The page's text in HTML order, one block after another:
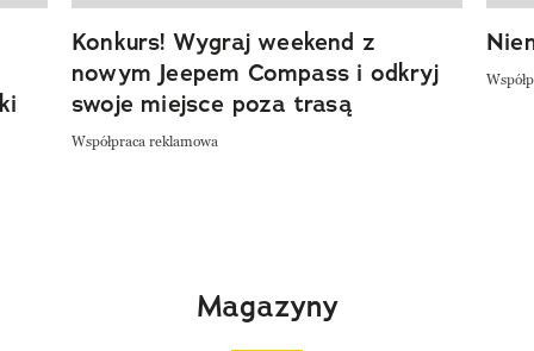
Konkurs! Wygraj weekend z
nowym Jeepem Compass i odkryj
swoje miejsce poza trasą
Współpraca reklamowa
Magazyny